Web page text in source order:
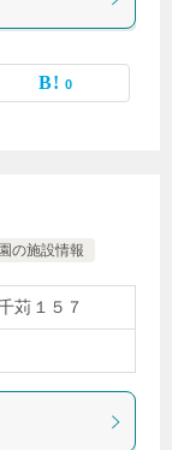
0
の施設情報
苅１５７